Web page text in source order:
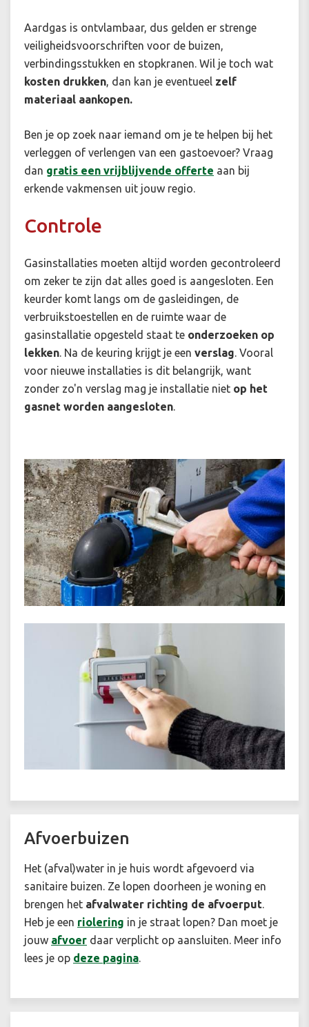
Aardgas is ontvlambaar, dus gelden er strenge
veiligheidsvoorschriften voor de buizen,
verbindingsstukken en stopkranen. Wil je toch wat
kosten drukken, dan kan je eventueel zelf
materiaal aankopen.
Ben je op zoek naar iemand om je te helpen bij het
verleggen of verlengen van een gastoevoer? Vraag
dan gratis een vrijblijvende offerte aan bij
erkende vakmensen uit jouw regio.
Controle
Gasinstallaties moeten altijd worden gecontroleerd
om zeker te zijn dat alles goed is aangesloten. Een
keurder komt langs om de gasleidingen, de
verbruikstoestellen en de ruimte waar de
gasinstallatie opgesteld staat te onderzoeken op
lekken. Na de keuring krijgt je een verslag. Vooral
voor nieuwe installaties is dit belangrijk, want
zonder zo'n verslag mag je installatie niet op het
gasnet worden aangesloten.
Afvoerbuizen
Het (afval)water in je huis wordt afgevoerd via
sanitaire buizen. Ze lopen doorheen je woning en
brengen het afvalwater richting de afvoerput.
Heb je een riolering in je straat lopen? Dan moet je
jouw afvoer daar verplicht op aansluiten. Meer info
lees je op deze pagina.